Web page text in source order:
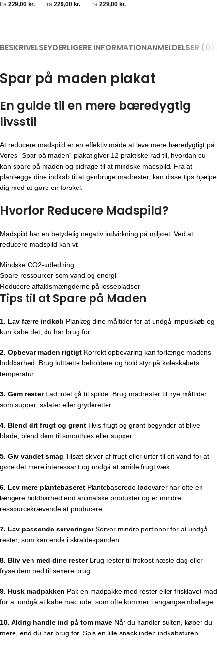
fra 229,00 kr.
fra 229,00 kr.
fra 229,00 kr.
BESKRIVELSEYDERLIGERE INFORMATIONANMELDELSER (0)
Spar på maden plakat
En guide til en mere bæredygtig
livsstil
At reducere madspild er en effektiv måde at leve mere bæredygtigt på.
Vores “Spar på maden” plakat giver 12 praktiske råd til, hvordan du
kan spare på maden og bidrage til at mindske madspild. Fra at
planlægge dine indkøb til at genbruge madrester, kan disse tips hjælpe
dig med at gøre en forskel.
Hvorfor Reducere Madspild?
Madspild har en betydelig negativ indvirkning på miljøet. Ved at
reducere madspild kan vi:
Mindske CO2-udledning
Spare ressourcer som vand og energi
Reducere affaldsmængderne på lossepladser
Tips til at Spare på Maden
1. Lav færre indkøb Planlæg dine måltider for at undgå impulskøb og
kun købe det, du har brug for.
2. Opbevar maden rigtigt Korrekt opbevaring kan forlænge madens
holdbarhed. Brug lufttætte beholdere og hold styr på køleskabets
temperatur.
3. Gem resterLad intet gå til spilde. Brug madrester til nye måltider
som supper, salater eller gryderetter.
4. Blend dit frugt og grønt Hvis frugt og grønt begynder at blive
bløde, blend dem til smoothies eller supper.
5. Giv vandet smag Tilsæt skiver af frugt eller urter til dit vand for at
gøre det mere interessant og undgå at smide frugt væk.
6. Lev mere plantebaseret Plantebaserede fødevarer har ofte en
længere holdbarhed end animalske produkter og er mindre
ressourcekrævende at producere.
7. Lav passende serveringerServer mindre portioner for at undgå
rester, som kan ende i skraldespanden.
8. Bliv ven med dine resterBrug rester til frokost næste dag eller
fryse dem ned til senere brug.
9. Husk madpakken Pak en madpakke med rester eller frisklavet mad
for at undgå at købe mad ude, som ofte kommer i engangsemballage.
10. Aldrig handle ind på tom mave Når du handler sulten, køber du
mere, end du har brug for. Spis en lille snack inden indkøbsturen.